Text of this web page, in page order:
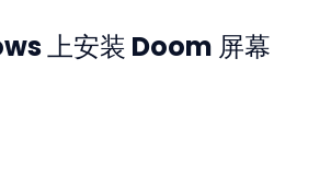
上安装 Doom 屏幕